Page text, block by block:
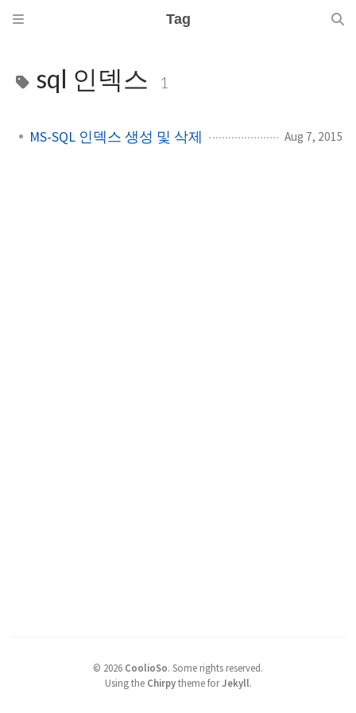
Tag
sql 인덱스 1
MS-SQL 인덱스 생성 및 삭제 Aug 7, 2015
© 2026 CoolioSo. Some rights reserved.
Using the Chirpytheme forJekyll.